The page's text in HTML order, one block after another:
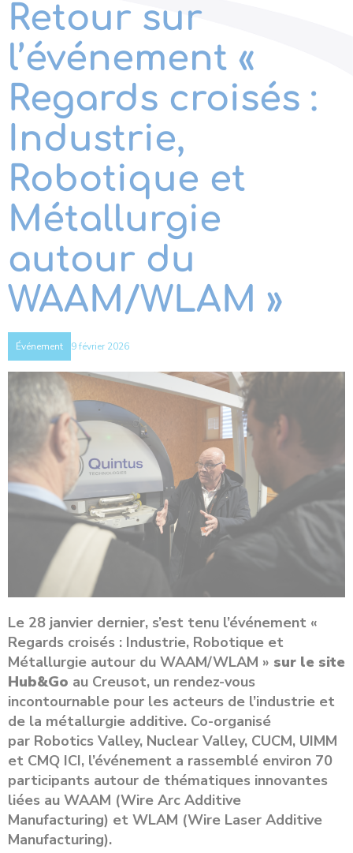
Retour sur
l’événement «
Regards croisés :
Industrie,
Robotique et
Métallurgie
autour du
WAAM/WLAM »
Événement 9 février 2026
Le 28 janvier dernier, s’est tenu l’événement «
Regards croisés : Industrie, Robotique et
Métallurgie autour du WAAM/WLAM » sur le site
Hub&Go au Creusot, un rendez-vous
incontournable pour les acteurs de l’industrie et
de la métallurgie additive. Co-organisé
par Robotics Valley, Nuclear Valley, CUCM, UIMM
et CMQ ICI, l’événement a rassemblé environ 70
participants autour de thématiques innovantes
liées au WAAM (Wire Arc Additive
Manufacturing) et WLAM (Wire Laser Additive
Manufacturing).